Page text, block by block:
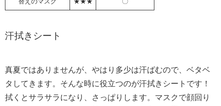
汗拭きシート
真夏ではありませんが、やはり多少は汗ばむので、ベタベ
タしてきます。そんな時に役立つのが汗拭きシートです！
拭くとサラサラになり、さっぱりします。マスクで顔回り